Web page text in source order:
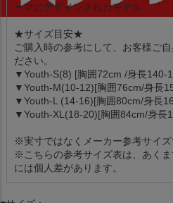
ーマにデザインされたモデル
★サイズ目安★
ご購入時の参考にして、お客様ご
ださい。
▼Youth-S(8) [胸囲72cm /身長140-
▼Youth-M(10-12)[胸囲76cm/身長
▼Youth-L (14-16)[胸囲80cm/身長
▼Youth-XL(18-20)[胸囲84cm/身長
※実寸ではなくメーカー参考サイズ
※こちらの参考サイズ表は、あく
には個人差があります。